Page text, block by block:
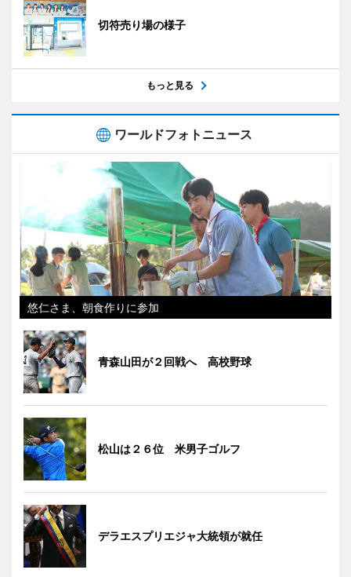
切符売り場の様子
もっと見る
ワールドフォトニュース
悠仁さま、朝食作りに参加
青森山田が２回戦へ 高校野球
松山は２６位 米男子ゴルフ
デラエスプリエジャ大統領が就任